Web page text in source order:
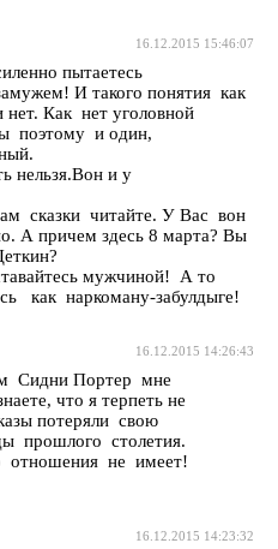
16.12.2015 15:46:07
пытаетесь
И такого понятия как
Как нет уголовной
поэтому и один,
нельзя.Вон и у
сказки читайте. У Вас вон
А причем здесь 8 марта? Вы
мужчиной! А то
как наркоману-забулдыге!
16.12.2015 14:26:43
Сидни Портер мне
что я терпеть не
потеряли свою
прошлого столетия.
отношения не имеет!
16.12.2015 14:23:32